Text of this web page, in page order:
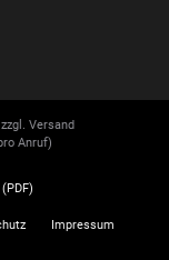
Versand
Anruf)
Impressum